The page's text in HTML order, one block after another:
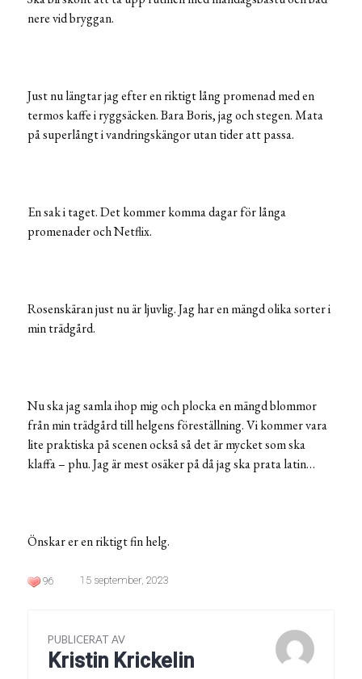
nere vid bryggan.
Just nu längtar jag efter en riktigt lång promenad med en
termos kaffe i ryggsäcken. Bara Boris, jag och stegen. Mata
på superlångt i vandringskängor utan tider att passa.
En sak i taget. Det kommer komma dagar för långa
promenader och Netflix.
Rosenskäran just nu är ljuvlig. Jag har en mängd olika sorter i
min trädgård.
Nu ska jag samla ihop mig och plocka en mängd blommor
från min trädgård till helgens föreställning. Vi kommer vara
lite praktiska på scenen också så det är mycket som ska
klaffa – phu. Jag är mest osäker på då jag ska prata latin…
Önskar er en riktigt fin helg.
96 15 september, 2023
PUBLICERAT AV
Kristin Krickelin